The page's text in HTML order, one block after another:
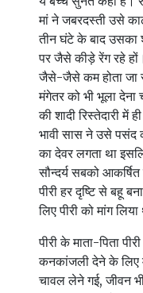
मां ने जबरदस्ती उसे
तीन घंटे के बाद उसका
पर जैसे कीड़े रेंग रहे
जैसे-जैसे कम होता जा
मंगेतर को भी भूला देना
की शादी रिस्तेदारी
भावी सास ने उसे पसंद
का देवर लगता था
सौन्दर्य सबको
पीरी हर दृष्टि से बहू
लिए पीरी को मांग लिया
पीरी के माता-पिता
कनकांजली देने के लिए
चावल लेने गई, जीवन